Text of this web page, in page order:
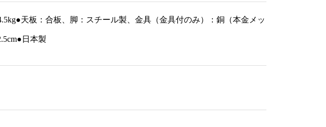
天板：合板、脚：スチール製、金具（金具付のみ）：銅（本金メッ
日本製